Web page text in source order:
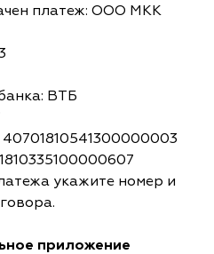
платеж: ООО МКК
ВТБ
40701810541300000003
укажите номер и
приложение